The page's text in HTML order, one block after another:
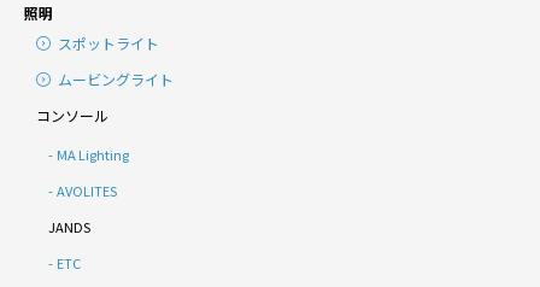
照明
スポットライト
ムービングライト
コンソール
MA Lighting
AVOLITES
JANDS
ETC